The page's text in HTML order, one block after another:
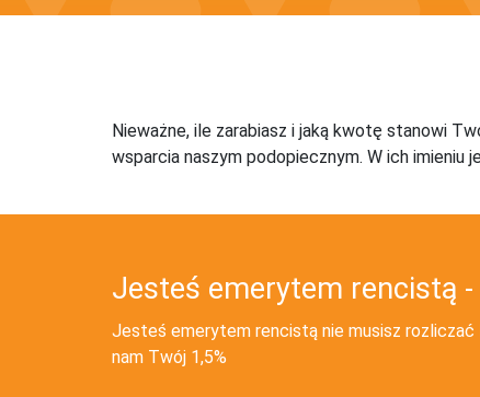
Nieważne, ile zarabiasz i jaką kwotę stanowi
wsparcia naszym podopiecznym. W ich imieniu
Jesteś emerytem rencistą -
Jesteś emerytem rencistą nie musisz rozliczać
nam Twój 1,5%